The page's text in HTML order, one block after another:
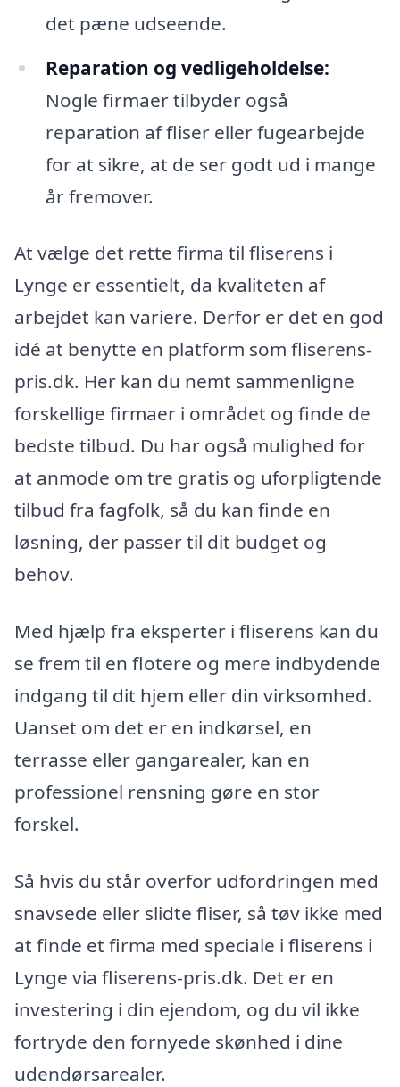
det pæne udseende.
Reparation og vedligeholdelse:
Nogle firmaer tilbyder også
reparation af fliser eller fugearbejde
for at sikre, at de ser godt ud i mange
år fremover.
At vælge det rette firma til fliserens i
Lynge er essentielt, da kvaliteten af
arbejdet kan variere. Derfor er det en god
idé at benytte en platform som fliserens-
pris.dk. Her kan du nemt sammenligne
forskellige firmaer i området og finde de
bedste tilbud. Du har også mulighed for
at anmode om tre gratis og uforpligtende
tilbud fra fagfolk, så du kan finde en
løsning, der passer til dit budget og
behov.
Med hjælp fra eksperter i fliserens kan du
se frem til en flotere og mere indbydende
indgang til dit hjem eller din virksomhed.
Uanset om det er en indkørsel, en
terrasse eller gangarealer, kan en
professionel rensning gøre en stor
forskel.
Så hvis du står overfor udfordringen med
snavsede eller slidte fliser, så tøv ikke med
at finde et firma med speciale i fliserens i
Lynge via fliserens-pris.dk. Det er en
investering i din ejendom, og du vil ikke
fortryde den fornyede skønhed i dine
udendørsarealer.